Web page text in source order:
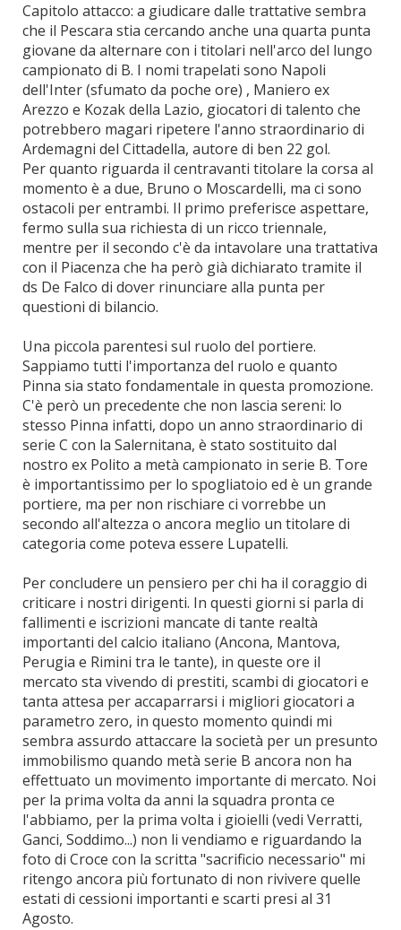
Capitolo attacco: a giudicare dalle trattative sembra
che il Pescara stia cercando anche una quarta punta
giovane da alternare con i titolari nell'arco del lungo
campionato di B. I nomi trapelati sono Napoli
dell'Inter (sfumato da poche ore) , Maniero ex
Arezzo e Kozak della Lazio, giocatori di talento che
potrebbero magari ripetere l'anno straordinario di
Ardemagni del Cittadella, autore di ben 22 gol.
Per quanto riguarda il centravanti titolare la corsa al
momento è a due, Bruno o Moscardelli, ma ci sono
ostacoli per entrambi. Il primo preferisce aspettare,
fermo sulla sua richiesta di un ricco triennale,
mentre per il secondo c'è da intavolare una trattativa
con il Piacenza che ha però già dichiarato tramite il
ds De Falco di dover rinunciare alla punta per
questioni di bilancio.
Una piccola parentesi sul ruolo del portiere.
Sappiamo tutti l'importanza del ruolo e quanto
Pinna sia stato fondamentale in questa promozione.
C'è però un precedente che non lascia sereni: lo
stesso Pinna infatti, dopo un anno straordinario di
serie C con la Salernitana, è stato sostituito dal
nostro ex Polito a metà campionato in serie B. Tore
è importantissimo per lo spogliatoio ed è un grande
portiere, ma per non rischiare ci vorrebbe un
secondo all'altezza o ancora meglio un titolare di
categoria come poteva essere Lupatelli.
Per concludere un pensiero per chi ha il coraggio di
criticare i nostri dirigenti. In questi giorni si parla di
fallimenti e iscrizioni mancate di tante realtà
importanti del calcio italiano (Ancona, Mantova,
Perugia e Rimini tra le tante), in queste ore il
mercato sta vivendo di prestiti, scambi di giocatori e
tanta attesa per accaparrarsi i migliori giocatori a
parametro zero, in questo momento quindi mi
sembra assurdo attaccare la società per un presunto
immobilismo quando metà serie B ancora non ha
effettuato un movimento importante di mercato. Noi
per la prima volta da anni la squadra pronta ce
l'abbiamo, per la prima volta i gioielli (vedi Verratti,
Ganci, Soddimo...) non li vendiamo e riguardando la
foto di Croce con la scritta "sacrificio necessario" mi
ritengo ancora più fortunato di non rivivere quelle
estati di cessioni importanti e scarti presi al 31
Agosto.